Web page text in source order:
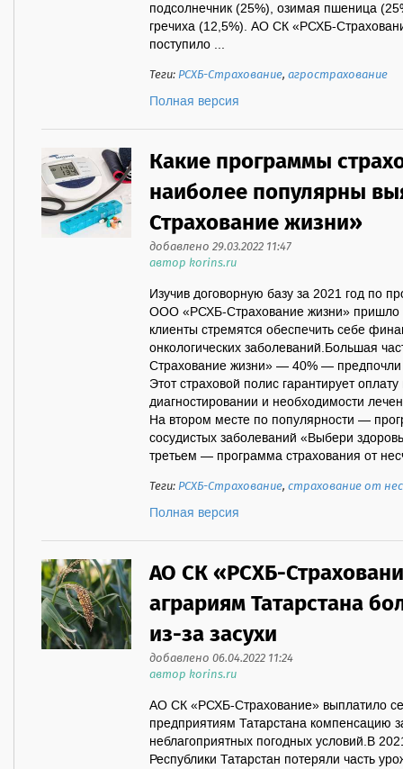
подсолнечник (25%), озимая пшеница
гречиха (12,5%). АО СК «РСХБ-
поступило ...
Теги:РСХБ-Страхование,агрострахование
Полная версия
Какие программы
наиболее популярны
Страхование жизни»
добавлено 29.03.2022 11:47
автор korins.ru
Изучив договорную базу за 2021 год по
ООО «РСХБ-Страхование жизни» пришло
клиенты стремятся обеспечить себе
онкологических заболеваний.Большая
Страхование жизни» — 40% —
Этот страховой полис гарантирует
диагностировании и необходимости
На втором месте по популярности —
сосудистых заболеваний «Выбери
третьем — программа страхования от
Теги:РСХБ-Страхование,страхование от
Полная версия
АО СК «РСХБ-
аграриям Татарстана
из-за засухи
добавлено 06.04.2022 11:24
автор korins.ru
АО СК «РСХБ-Страхование» выплатило
предприятиям Татарстана компенсацию
неблагоприятных погодных условий.В
Республики Татарстан потеряли часть